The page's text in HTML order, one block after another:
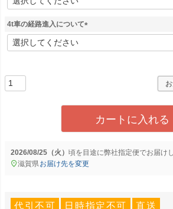
必
4t車の経路進入について
(
カートに入れる
2026/08/25（火） に弊社指定便でお届け
滋賀県 お届け先を変更
代引不可 日時指定不可 直送